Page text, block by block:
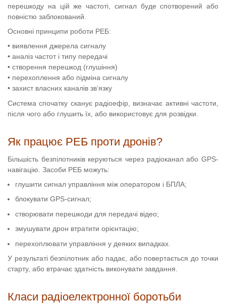
перешкоду на цій же частоті, сигнал буде спотворений або
повністю заблокований.
Основні принципи роботи РЕБ:
• виявлення джерела сигналу
• аналіз частот і типу передачі
• створення перешкод (глушіння)
• перехоплення або підміна сигналу
• захист власних каналів зв’язку
Система спочатку сканує радіоефір, визначає активні частоти,
після чого або глушить їх, або використовує для розвідки.
Як працює РЕБ проти дронів?
Більшість безпілотників керуються через радіоканал або GPS-
навігацію. Засоби РЕБ можуть:
глушити сигнал управління між оператором і БПЛА;
блокувати GPS-сигнал;
створювати перешкоди для передачі відео;
змушувати дрон втратити орієнтацію;
перехоплювати управління у деяких випадках.
У результаті безпілотник або падає, або повертається до точки
старту, або втрачає здатність виконувати завдання.
Класи радіоелектронної боротьби